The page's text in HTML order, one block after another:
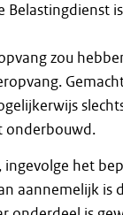
Belastingdienst
zou
onderbouwd.
het
aannemelijk is